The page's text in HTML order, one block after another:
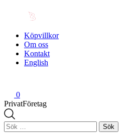
Köpvillkor
Om oss
Kontakt
English
0
PrivatFöretag
Sök
efter: